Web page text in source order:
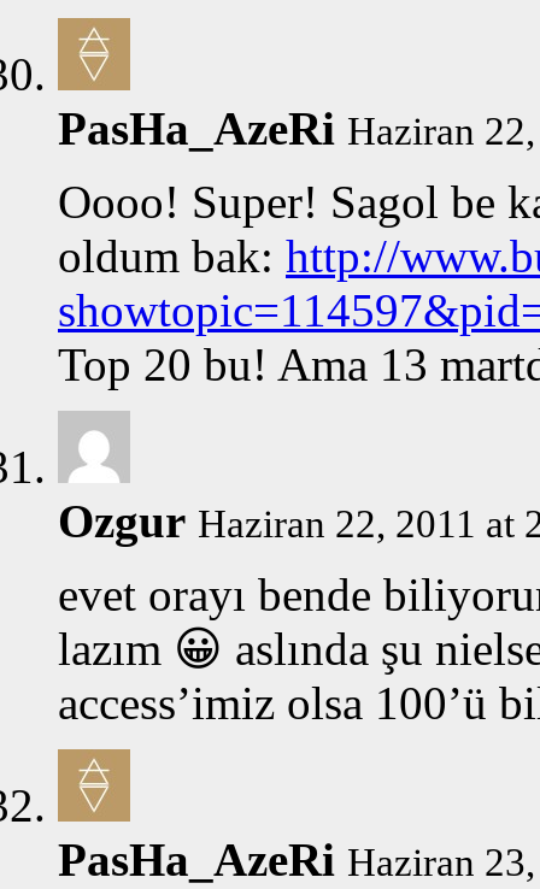
PasHa_AzeRi Haziran
Oooo! Super! Sagol be
oldum bak: http://
Top 20 bu! Ama 13
Ozgur Haziran 22, 2011 at
evet orayı bende
lazım 😀 aslında şu
access’imiz olsa 100’ü
PasHa_AzeRi Haziran